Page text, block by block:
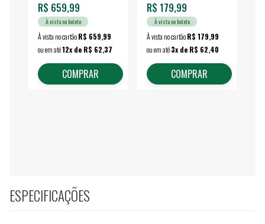
R$ 659,99
À vista no boleto
À vista no cartãoR$ 659,99
ou em até12x de R$ 62,37
COMPRAR
R$ 179,99
À vista no boleto
À vista no cartãoR$ 179,99
ou em até3x de R$ 62,40
COMPRAR
ESPECIFICAÇÕES